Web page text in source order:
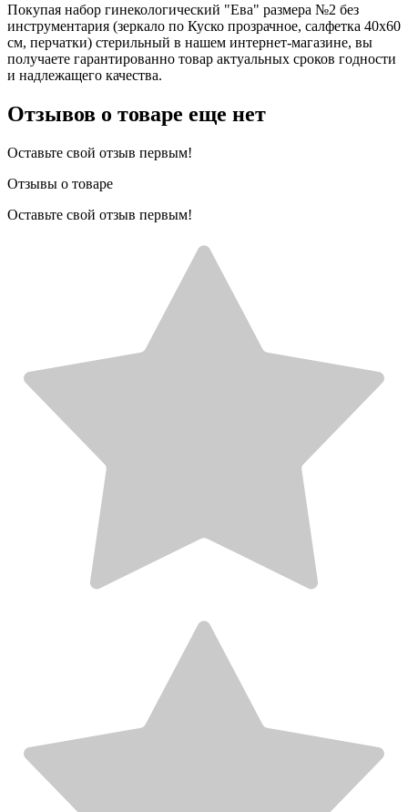
Покупая набор гинекологический "Ева" размера №2 без
инструментария (зеркало по Куско прозрачное, салфетка 40х60
см, перчатки) стерильный в нашем интернет-магазине, вы
получаете гарантированно товар актуальных сроков годности
и надлежащего качества.
Отзывов о товаре еще нет
Оставьте свой отзыв первым!
Отзывы о товаре
Оставьте свой отзыв первым!